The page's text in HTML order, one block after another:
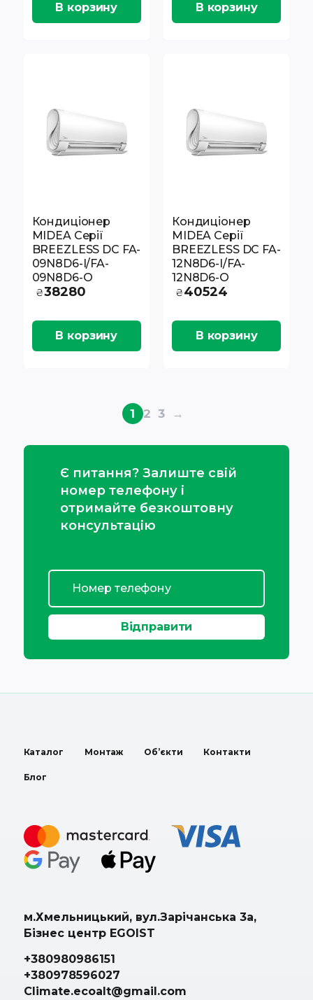
В корзину В корзину
Кондиціонер
MIDEA Серії
BREEZLESS DC FA-
09N8D6-I/FA-
09N8D6-O
₴38280
В корзину
Кондиціонер
MIDEA Серії
BREEZLESS DC FA-
12N8D6-I/FA-
12N8D6-O
₴40524
В корзину
1 2 3 →
Є питання? Залиште свій
номер телефону і
отримайте безкоштовну
консультацію
Каталог Монтаж Об’єкти Контакти
Блог
м.Хмельницький, вул.Зарічанська 3а,
Бізнес центр EGOIST
+380980986151
+380978596027
Climate.ecoalt@gmail.com